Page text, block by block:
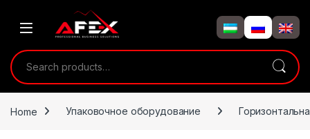
Search for:
Home Упаковочное оборудование